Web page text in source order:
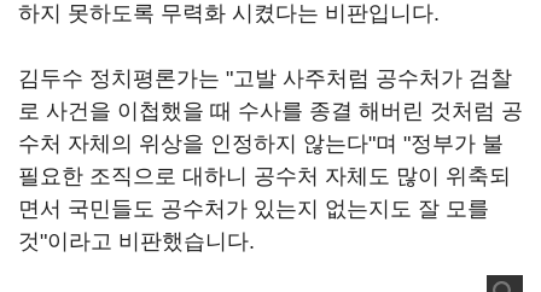
하지 못하도록 무력화 시켰다는 비판입니다.
김두수 정치평론가는 "고발 사주처럼 공수처가 검찰
로 사건을 이첩했을 때 수사를 종결 해버린 것처럼 공
수처 자체의 위상을 인정하지 않는다"며 "정부가 불
필요한 조직으로 대하니 공수처 자체도 많이 위축되
면서 국민들도 공수처가 있는지 없는지도 잘 모를
것"이라고 비판했습니다.